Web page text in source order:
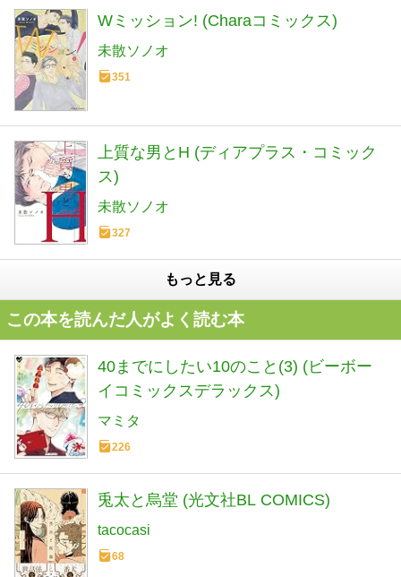
Wミッション! (Charaコミックス)
未散ソノオ
351
上質な男とH (ディアプラス・コミック
ス)
未散ソノオ
327
もっと見る
この本を読んだ人がよく読む本
40までにしたい10のこと(3) (ビーボー
イコミックスデラックス)
マミタ
226
兎太と烏堂 (光文社BL COMICS)
tacocasi
68